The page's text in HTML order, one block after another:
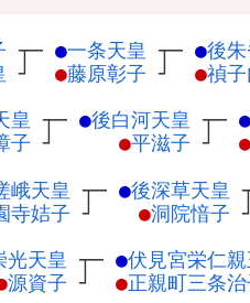
┬
┘
─ ●一条天皇 ┬
●藤原彰子 ┘
─ ●後
●禎
皇 ┬
子 ┘
─ ●後白河天皇 ┬
●平滋子 ┘
─ ●
●
峨天皇 ┬
寺姞子 ┘
─ ●後深草天皇
●洞院愔子 ┘
光天皇 ┬
源資子 ┘
─ ●伏見宮栄仁親
●正親町三条治